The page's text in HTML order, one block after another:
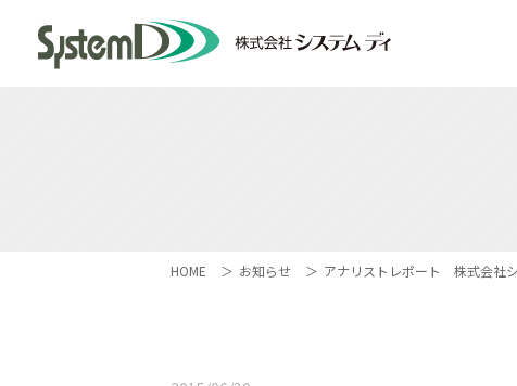
HOME お知らせ アナリストレポート 株式会社